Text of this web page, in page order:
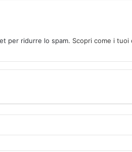
per ridurre lo spam. Scopri come i